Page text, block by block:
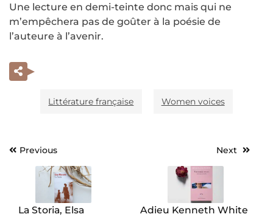
Une lecture en demi-teinte donc mais qui ne
m’empêchera pas de goûter à la poésie de
l’auteure à l’avenir.
Littérature française Women voices
Navigation
l’article
Previous
La Storia, Elsa
Next
Adieu Kenneth White